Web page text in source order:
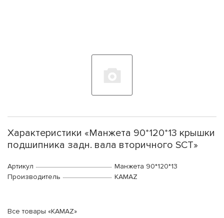
Характеристики «Манжета 90*120*13 крышки
подшипника задн. вала вторичного SCT»
Артикул
Манжета 90*120*13
Производитель
KAMAZ
Все товары «KAMAZ»